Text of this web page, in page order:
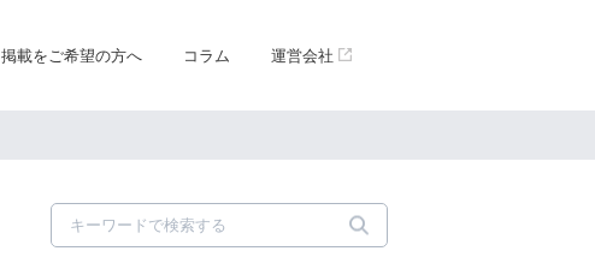
掲載をご希望の方へ コラム 運営会社